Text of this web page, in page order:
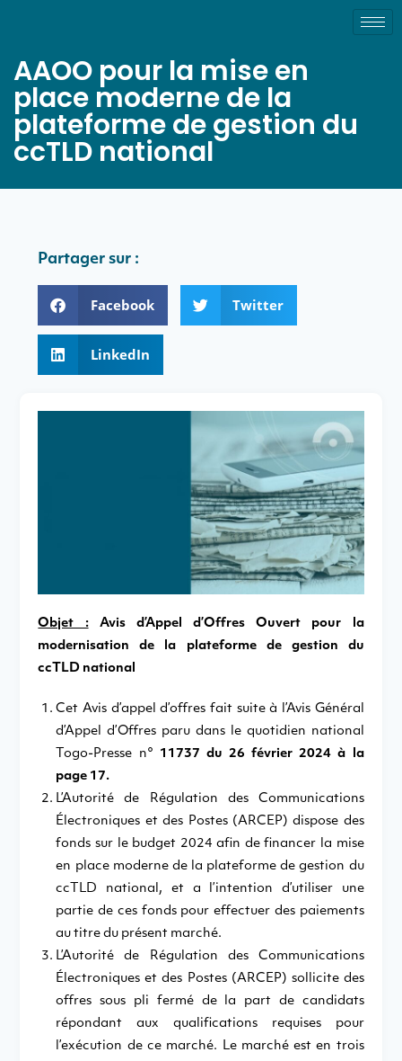
AAOO pour la mise en
place moderne de la
plateforme de gestion du
ccTLD national
Partager sur :
Facebook Twitter
LinkedIn
Objet :Avis d’Appel d’Offres Ouvert pour la
modernisation de la plateforme de gestion du
ccTLD national
Cet Avis d’appel d’offres fait suite à l’Avis Général
d’Appel d’Offres paru dans le quotidien national
Togo-Presse n° 11737 du 26 février 2024 à la
page 17.
L’Autorité de Régulation des Communications
Électroniques et des Postes (ARCEP) dispose des
fonds sur le budget 2024 afin de financer la mise
en place moderne de la plateforme de gestion du
ccTLD national, et a l’intention d’utiliser une
partie de ces fonds pour effectuer des paiements
au titre du présent marché.
L’Autorité de Régulation des Communications
Électroniques et des Postes (ARCEP) sollicite des
offres sous pli fermé de la part de candidats
répondant aux qualifications requises pour
l’exécution de ce marché. Le marché est en trois